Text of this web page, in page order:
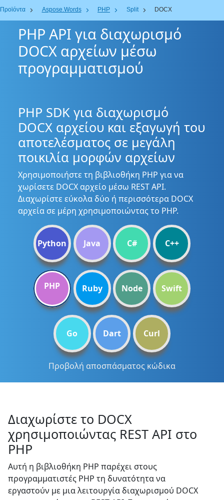
Προϊόντα Aspose.Words PHP Split DOCX
PHP API για διαχωρισμό
DOCX αρχείων μέσω
προγραμματισμού
PHP SDK για διαχωρισμό
DOCX αρχείου και εξαγωγή του
αποτελέσματος σε μεγάλη
ποικιλία μορφών αρχείων
Χρησιμοποιήστε τη βιβλιοθήκη PHP για να
χωρίσετε DOCX αρχείο μέσω REST API.
Διαχωρίστε εύκολα δύο ή περισσότερα DOCX
αρχεία σε μέρη χρησιμοποιώντας το PHP.
Python Java C# C++
PHP Ruby Node Swift
Go Dart Curl
Προβολή αποσπάσματος κώδικα
Διαχωρίστε το DOCX
χρησιμοποιώντας REST API στο
PHP
Αυτή η βιβλιοθήκη PHP παρέχει στους
προγραμματιστές PHP τη δυνατότητα να
εργαστούν με μια λειτουργία διαχωρισμού DOCX